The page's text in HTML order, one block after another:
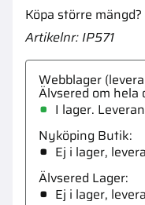
Köpa större
Artikelnr IP571
Webblager
Älvsered om
I lager.
Nyköping Butik
Ej i lager,
Älvsered Lager
Ej i lager,